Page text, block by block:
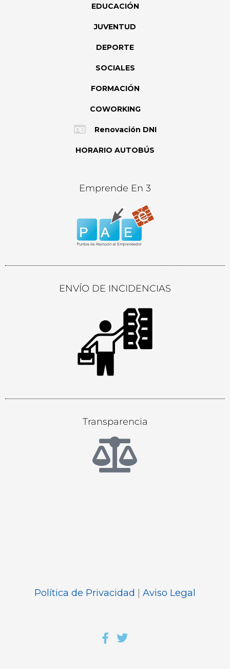
EDUCACIÓN
JUVENTUD
DEPORTE
SOCIALES
FORMACIÓN
COWORKING
Renovación DNI
HORARIO AUTOBÚS
Emprende En 3
ENVÍO DE INCIDENCIAS
Transparencia
Política de Privacidad | Aviso Legal